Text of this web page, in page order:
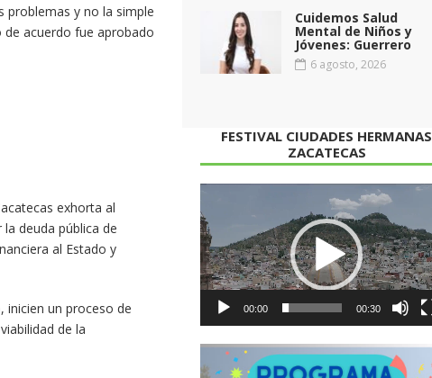
y no la simple
de acuerdo fue aprobado
exhorta al
deuda pública de
al Estado y
inicien un proceso de
de la
Cuidemos Salud
Mental de Niños y
Jóvenes: Guerrero
6 agosto, 2026
FESTIVAL CIUDADES HERMANAS
ZACATECAS
de
vídeo
00:00 00:30